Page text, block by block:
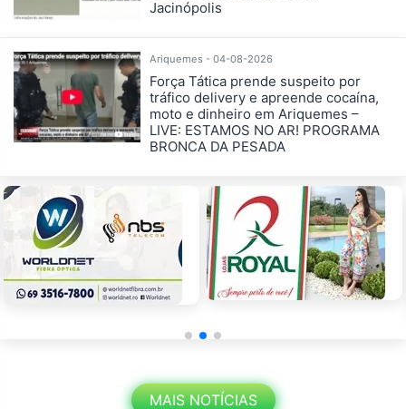
Jacinópolis
Ariquemes - 04-08-2026
Força Tática prende suspeito por
tráfico delivery e apreende cocaína,
moto e dinheiro em Ariquemes –
LIVE: ESTAMOS NO AR! PROGRAMA
BRONCA DA PESADA
MAIS NOTÍCIAS